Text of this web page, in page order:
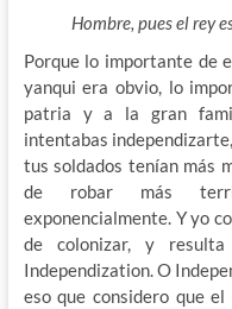
Hombre, pues el rey
Porque lo importante de
yanqui era obvio, lo
patria y a la gran
intentabas
tus soldados tenían más
de robar más
exponencialmente. Y yo
de colonizar, y
Independization. O
eso que considero que